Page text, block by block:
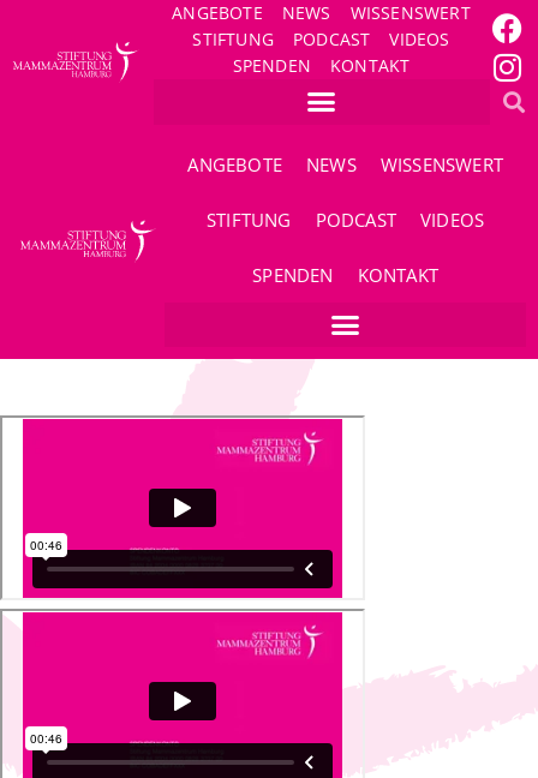
ANGEBOTE NEWS
WISSENSWERT
STIFTUNG
PODCAST
VIDEOS
SPENDEN
KONTAKT
ANGEBOTE NEWS WISSENSWERT
STIFTUNG PODCAST VIDEOS
SPENDEN KONTAKT